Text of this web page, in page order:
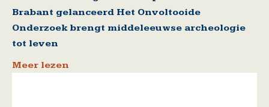
Brabant gelanceerd Het Onvoltooide
Onderzoek brengt middeleeuwse archeologie
tot leven
Meer lezen